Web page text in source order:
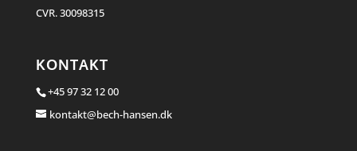
CVR. 30098315
KONTAKT
+45 97 32 12 00
kontakt@bech-hansen.dk